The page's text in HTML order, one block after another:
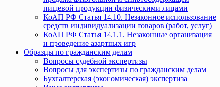
пищевой продукции физическими лицами
КоАП РФ Статья 14.10. Незаконное использование
средств индивидуализации товаров (работ, услуг)
КоАП РФ Статья 14.1.1. Незаконные организация
и проведение азартных игр
Образцы по гражданским делам
Вопросы судебной экспертизы
Вопросы для экспертизы по гражданским делам
Бухгалтерская (экономическая) экспертиза